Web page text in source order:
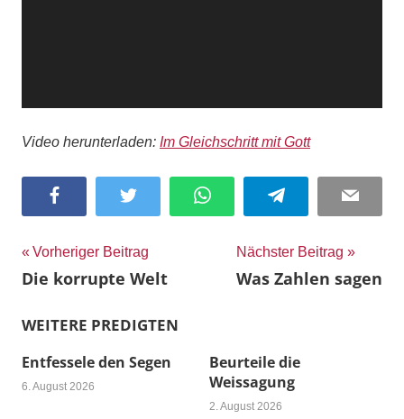
Video herunterladen: Im Gleichschritt mit Gott
Facebook Twitter WhatsApp Telegram Email
Beitragsnavigation
Vorheriger Beitrag
Die korrupte Welt
Nächster Beitrag
Was Zahlen sagen
WEITERE PREDIGTEN
Entfessele den Segen
6. August 2026
Beurteile die
Weissagung
2. August 2026